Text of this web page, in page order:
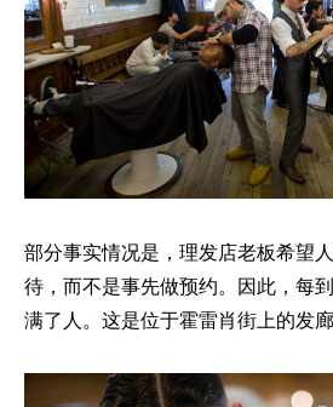
部分事实情况是，理发店老板希望
待，而不是事先做预约。因此，每
满了人。这是位于霍雷肖街上的发廊